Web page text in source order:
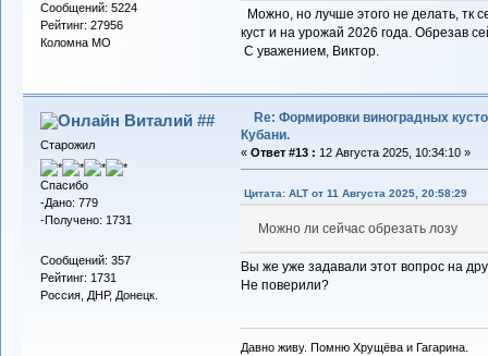
Сообщений: 5224
Рейтинг: 27956
Коломна МО
Можно, но лучше этого не делать, тк
куст и на урожай 2026 года. Обрезав
С уважением, Виктор.
Виталий ##
Старожил
Спасибо
-Дано: 779
-Получено: 1731
Сообщений: 357
Рейтинг: 1731
Россия, ДНР, Донецк.
Re: Формировки виноградных
Кубани.
« Ответ #13 : 12 Августа 2025, 10:34:10 »
Цитата: ALT от 11 Августа 2025, 20:58:29
Можно ли сейчас обрезать лозу
Вы же уже задавали этот вопрос на
Не поверили?
Давно живу. Помню Хрущёва и Гагарина.